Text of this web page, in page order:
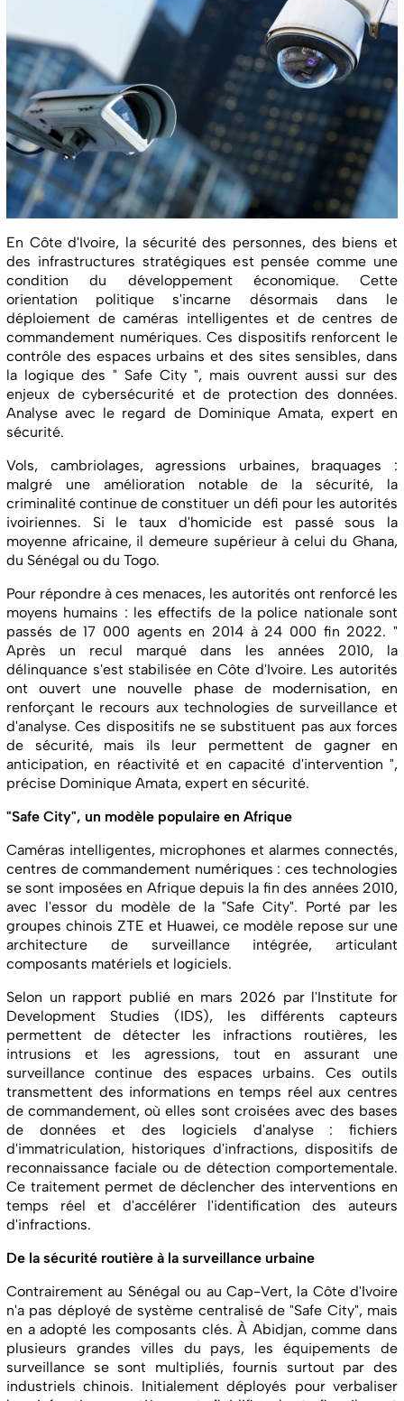
En Côte d'Ivoire, la sécurité des personnes, des biens et
des infrastructures stratégiques est pensée comme une
condition du développement économique. Cette
orientation politique s'incarne désormais dans le
déploiement de caméras intelligentes et de centres de
commandement numériques. Ces dispositifs renforcent le
contrôle des espaces urbains et des sites sensibles, dans
la logique des " Safe City ", mais ouvrent aussi sur des
enjeux de cybersécurité et de protection des données.
Analyse avec le regard de Dominique Amata, expert en
sécurité.
Vols, cambriolages, agressions urbaines, braquages :
malgré une amélioration notable de la sécurité, la
criminalité continue de constituer un défi pour les autorités
ivoiriennes. Si le taux d'homicide est passé sous la
moyenne africaine, il demeure supérieur à celui du Ghana,
du Sénégal ou du Togo.
Pour répondre à ces menaces, les autorités ont renforcé les
moyens humains : les effectifs de la police nationale sont
passés de 17 000 agents en 2014 à 24 000 fin 2022. "
Après un recul marqué dans les années 2010, la
délinquance s'est stabilisée en Côte d'Ivoire. Les autorités
ont ouvert une nouvelle phase de modernisation, en
renforçant le recours aux technologies de surveillance et
d'analyse. Ces dispositifs ne se substituent pas aux forces
de sécurité, mais ils leur permettent de gagner en
anticipation, en réactivité et en capacité d'intervention ",
précise Dominique Amata, expert en sécurité.
"Safe City", un modèle populaire en Afrique
Caméras intelligentes, microphones et alarmes connectés,
centres de commandement numériques : ces technologies
se sont imposées en Afrique depuis la fin des années 2010,
avec l'essor du modèle de la "Safe City". Porté par les
groupes chinois ZTE et Huawei, ce modèle repose sur une
architecture de surveillance intégrée, articulant
composants matériels et logiciels.
Selon un rapport publié en mars 2026 par l'Institute for
Development Studies (IDS), les différents capteurs
permettent de détecter les infractions routières, les
intrusions et les agressions, tout en assurant une
surveillance continue des espaces urbains. Ces outils
transmettent des informations en temps réel aux centres
de commandement, où elles sont croisées avec des bases
de données et des logiciels d'analyse : fichiers
d'immatriculation, historiques d'infractions, dispositifs de
reconnaissance faciale ou de détection comportementale.
Ce traitement permet de déclencher des interventions en
temps réel et d'accélérer l'identification des auteurs
d'infractions.
De la sécurité routière à la surveillance urbaine
Contrairement au Sénégal ou au Cap-Vert, la Côte d'Ivoire
n'a pas déployé de système centralisé de "Safe City", mais
en a adopté les composants clés. À Abidjan, comme dans
plusieurs grandes villes du pays, les équipements de
surveillance se sont multipliés, fournis surtout par des
industriels chinois. Initialement déployés pour verbaliser